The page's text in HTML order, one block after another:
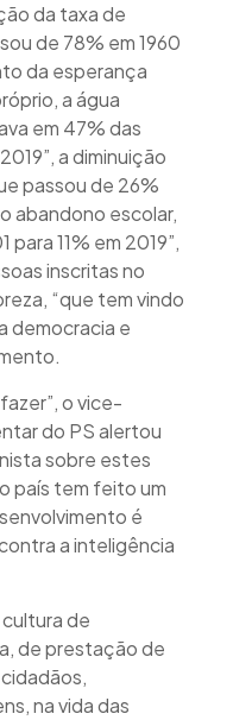
da taxa de
de 78% em 1960
da esperança
a água
em 47% das
a diminuição
passou de 26%
abandono escolar,
11% em 2019”,
inscritas no
“que tem vindo
democracia e
o vice-
do PS alertou
sobre estes
país tem feito um
é
a inteligência
cultura de
de prestação de
na vida das